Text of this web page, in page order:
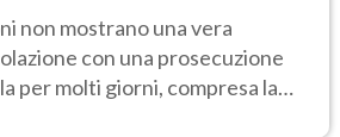
non mostrano una vera
con una prosecuzione
per molti giorni, compresa la